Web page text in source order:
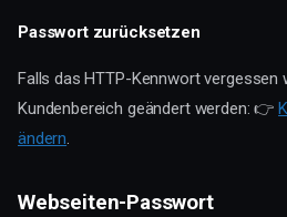
Passwort zurücksetzen
Falls das HTTP-Kennwort vergessen
Kundenbereich geändert werden: 👉
ändern.
Webseiten-Passwort